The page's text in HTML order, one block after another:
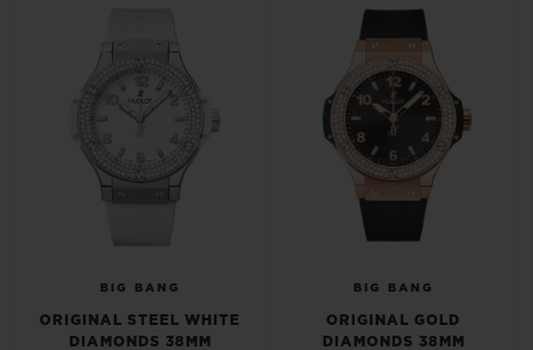
BIG BANG
ORIGINAL STEEL WHITE
DIAMONDS 38MM
BIG BANG
ORIGINAL GOLD
DIAMONDS 38MM